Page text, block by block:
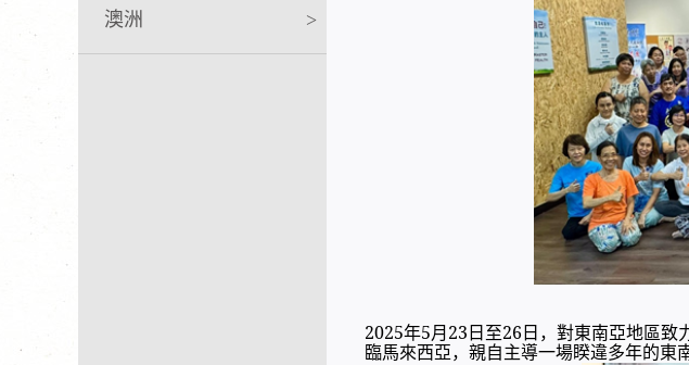
澳洲 >
2025年5月23日至26日，對東南亞地區
臨馬來西亞，親自主導一場睽違多年的東